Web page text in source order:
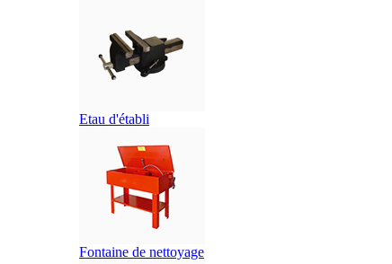
Etau d'établi
Fontaine de nettoyage